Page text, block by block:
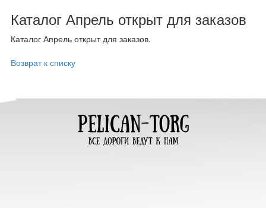
Каталог Апрель открыт для заказов
Каталог Апрель открыт для заказов.
Возврат к списку